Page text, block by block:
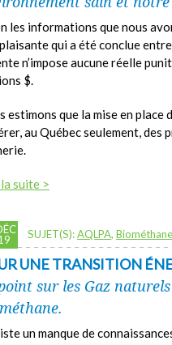
les informations que nous
qui a été conclue
n’impose aucune réelle
$.
estimons que la mise en
au Québec seulement,
suite >
SUJET(S):AQLPA, Biométhane
UNE TRANSITION
sur les Gaz
un manque de